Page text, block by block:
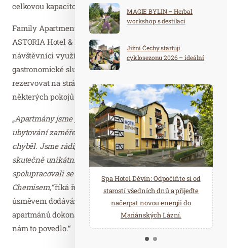
celkovou kapacitou 47 lůžek.
Family Apartments se nachází nad hlavní budovou
ASTORIA Hotel & Medical Spa, ve kterém mohou
návštěvníci využívat všechny jeho lázeňské, wellness a
gastronomické služby. Apartmány si hosté mohou
rezervovat na stránkách www.astoria-spa.cz. Do
některých pokojů mají povolen vstup i domácí mazlíčci.
„Apartmány jsme plánovali dlouho, protože koncept
ubytování zaměřený na rodiny v Karlových Varech
chyběl. Jsme rádi, že můžeme našim hostům nabídnout
skutečně unikátní prostory, na kterých jsme mimo jiné
spolupracovali se světoznámým streetartovým umělcem
Chemisem,“říká ředitel hotelu Milan Krajovan a s
úsměvem dodává: „Chtěli jsme, aby hravost a kreativita
apartmánů dokonale ladila s našimi hosty a věřím, že se
nám to povedlo.“
MAGIE BYLIN – Herbal
workshop s destilací
Jižní Čechy startují
cyklosezonu 2026 – ideální
Spa Hotel Děvín: Odpočiňte si od
starostí všedních dnů a přijeďte
načerpat novou energii do
Mariánských Lázní.
Saunový ráj Holice: Odpočinek a
relaxace v oáze klidu a pohody.
Několik druhů saun a různé
možnosti ochlazení.